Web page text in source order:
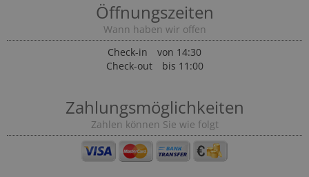
Öffnungszeiten
Wann haben wir offen
Check-in
von 14:30
Check-out
bis 11:00
Zahlungsmöglichkeiten
Zahlen können Sie wie folgt